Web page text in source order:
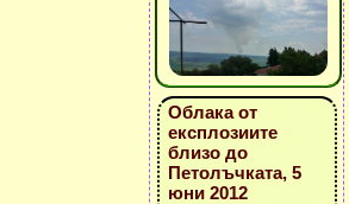
Облака от
експлозиите
близо до
Петолъчката, 5
юни 2012